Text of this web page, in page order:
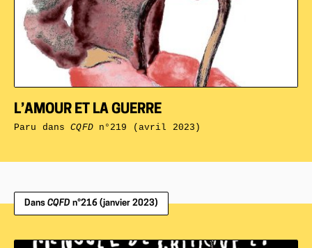
L’AMOUR ET LA GUERRE
Paru dansCQFDn°219 (avril 2023)
Dans CQFD n°216 (janvier 2023)